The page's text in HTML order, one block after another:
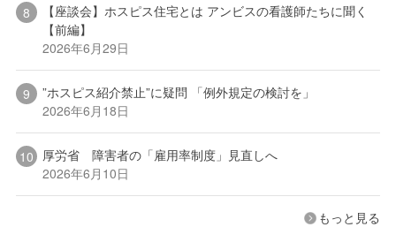
【座談会】ホスピス住宅とは アンビスの看護師たちに聞く
【前編】
2026年6月29日
”ホスピス紹介禁止”に疑問 「例外規定の検討を」
2026年6月18日
厚労省 障害者の「雇用率制度」見直しへ
2026年6月10日
もっと見る